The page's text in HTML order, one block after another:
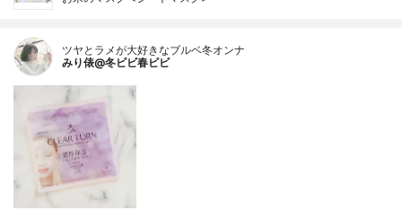
ツヤとラメが大好きなブルベ冬オンナ
みり俵@冬ビビ春ビビ